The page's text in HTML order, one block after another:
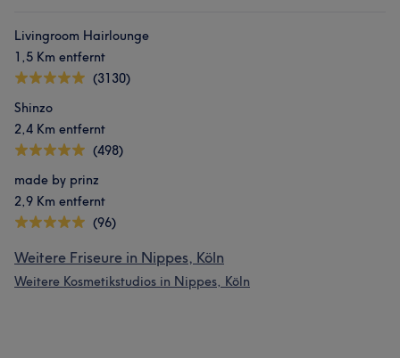
Livingroom Hairlounge
1,5 Km entfernt
(3130)
Shinzo
2,4 Km entfernt
(498)
made by prinz
2,9 Km entfernt
(96)
Weitere Friseure in Nippes, Köln
Weitere Kosmetikstudios in Nippes, Köln